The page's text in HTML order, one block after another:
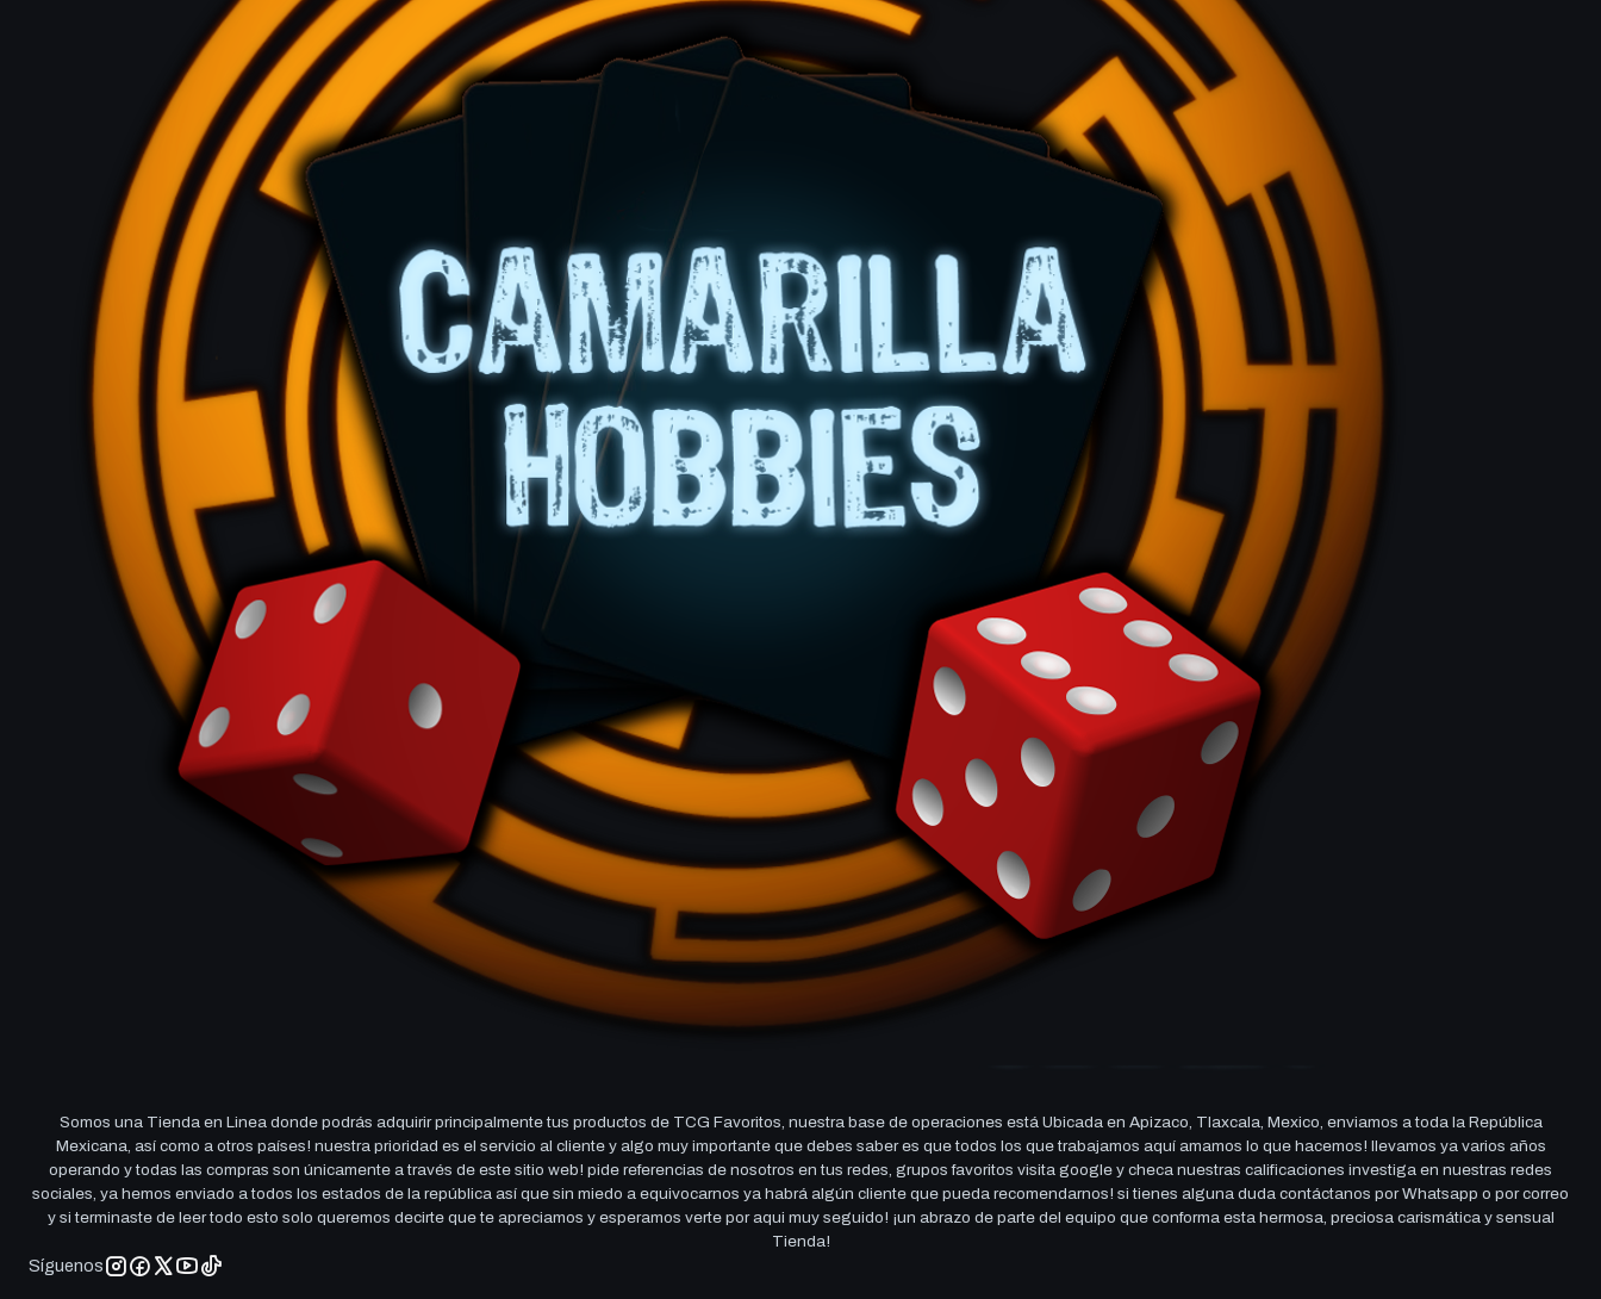
Somos una Tienda en Linea donde podrás adquirir principalmente tus productos de TCG Favoritos, nuestra base de operaciones está Ubicada en Apizaco, Tlaxcala, Mexico, enviamos a toda la República
Mexicana, así como a otros países! nuestra prioridad es el servicio al cliente y algo muy importante que debes saber es que todos los que trabajamos aquí amamos lo que hacemos! llevamos ya varios años
operando y todas las compras son únicamente a través de este sitio web! pide referencias de nosotros en tus redes, grupos favoritos visita google y checa nuestras calificaciones investiga en nuestras redes
sociales, ya hemos enviado a todos los estados de la república así que sin miedo a equivocarnos ya habrá algún cliente que pueda recomendarnos! si tienes alguna duda contáctanos por Whatsapp o por correo
y si terminaste de leer todo esto solo queremos decirte que te apreciamos y esperamos verte por aqui muy seguido! ¡un abrazo de parte del equipo que conforma esta hermosa, preciosa carismática y sensual
Tienda!
Síguenos